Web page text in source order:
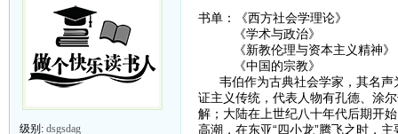
级别: dsgsdag
书单：《西方社会学理论》
《学术与政治》
《新教伦理与资本主义精神》
《中国的宗教》
韦伯作为古典社会学家，其名声
证主义传统，代表人物有孔德、涂
解；大陆在上世纪八十年代后期开
高潮，在东亚“四小龙”腾飞之时，